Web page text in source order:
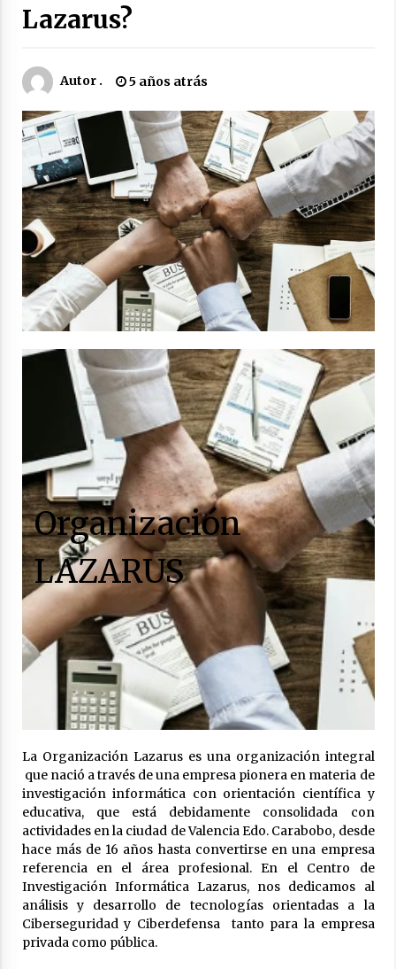
RRHH FREELANCER
Lazarus?
Autor . 5 años atrás
Organización
LAZARUS
La Organización Lazarus es una organización integral
que nació a través de una empresa pionera en materia de
investigación informática con orientación científica y
educativa, que está debidamente consolidada con
actividades en la ciudad de Valencia Edo. Carabobo, desde
hace más de 16 años hasta convertirse en una empresa
referencia en el área profesional. En el Centro de
Investigación Informática Lazarus, nos dedicamos al
análisis y desarrollo de tecnologías orientadas a la
Ciberseguridad y Ciberdefensa tanto para la empresa
privada como pública.